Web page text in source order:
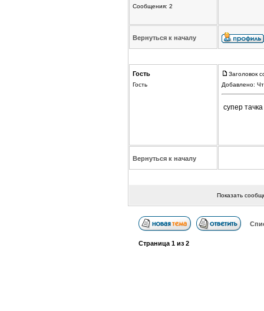
Сообщения: 2
Вернуться к началу
Гость
Гость
Заголовок
Добавлено:
супер
Вернуться к началу
Показать
Страница 1из 2